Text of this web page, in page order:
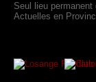
Seul lieu
Actuelles en